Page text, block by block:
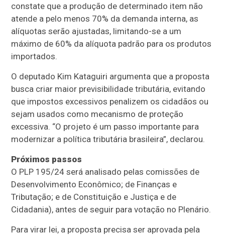
constate que a produção de determinado item não
atende a pelo menos 70% da demanda interna, as
alíquotas serão ajustadas, limitando-se a um
máximo de 60% da alíquota padrão para os produtos
importados.
O deputado Kim Kataguiri argumenta que a proposta
busca criar maior previsibilidade tributária, evitando
que impostos excessivos penalizem os cidadãos ou
sejam usados como mecanismo de proteção
excessiva. “O projeto é um passo importante para
modernizar a política tributária brasileira”, declarou.
Próximos passos
O PLP 195/24 será analisado pelas comissões de
Desenvolvimento Econômico; de Finanças e
Tributação; e de Constituição e Justiça e de
Cidadania), antes de seguir para votação no Plenário.
Para virar lei, a proposta precisa ser aprovada pela